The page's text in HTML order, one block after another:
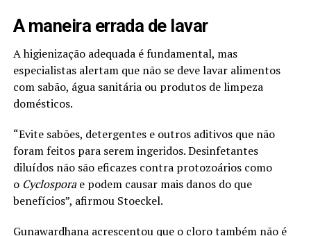
A maneira errada de lavar
A higienização adequada é fundamental, mas
especialistas alertam que não se deve lavar alimentos
com sabão, água sanitária ou produtos de limpeza
domésticos.
“Evite sabões, detergentes e outros aditivos que não
foram feitos para serem ingeridos. Desinfetantes
diluídos não são eficazes contra protozoários como
o Cyclosporae podem causar mais danos do que
benefícios”, afirmou Stoeckel.
Gunawardhana acrescentou que o cloro também não é